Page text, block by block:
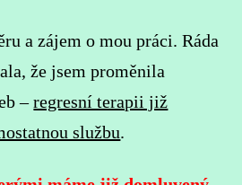
a zájem o mou práci. Ráda
že jsem proměnila
–regresní terapii již
službu.